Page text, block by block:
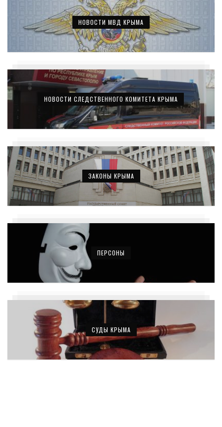
НОВОСТИ МВД КРЫМА
НОВОСТИ СЛЕДСТВЕННОГО КОМИТЕТА КРЫМА
ЗАКОНЫ КРЫМА
ПЕРСОНЫ
СУДЫ КРЫМА